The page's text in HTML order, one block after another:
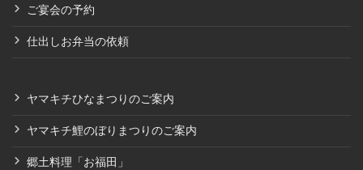
ご宴会の予約
仕出しお弁当の依頼
ヤマキチひなまつりのご案内
ヤマキチ鯉のぼりまつりのご案内
郷土料理「お福田」